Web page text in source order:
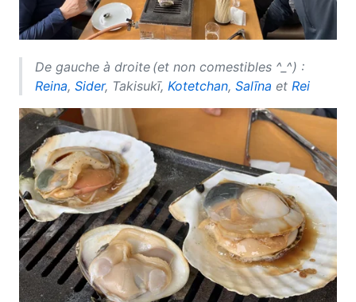
De gauche à droite (et non comestibles ^_^) :
Reina, Sider, Takisukī, Kotetchan, Salīna et Rei